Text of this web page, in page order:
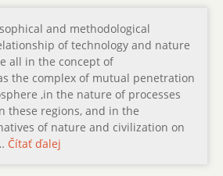
and methodological
of technology and nature
all in the concept of
the complex of mutual penetration
,in the nature of processes
these regions, and in the
of nature and civilization on
Čítať ďalej